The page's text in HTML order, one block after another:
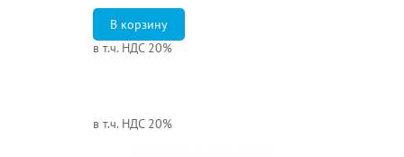
в т.ч. НДС 20%
в т.ч. НДС 20%